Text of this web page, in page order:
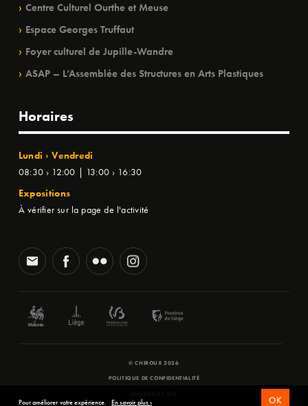
Centre Culturel Ourthe et Meuse
Espace Georges Truffaut
Foyer culturel de Jupille-Wandre
ASAP – L’Assemblée des Structures en Arts Plastiques
Horaires
Lundi › Vendredi
08:30 › 12:00 | 13:00 › 16:30
Expositions
À vérifier sur la page de l'activité
© CHIROUX 2026
POLITIQUE DE CONFIDENTIALITÉ
Pour améliorer votre expérience. En savoir plus › OK